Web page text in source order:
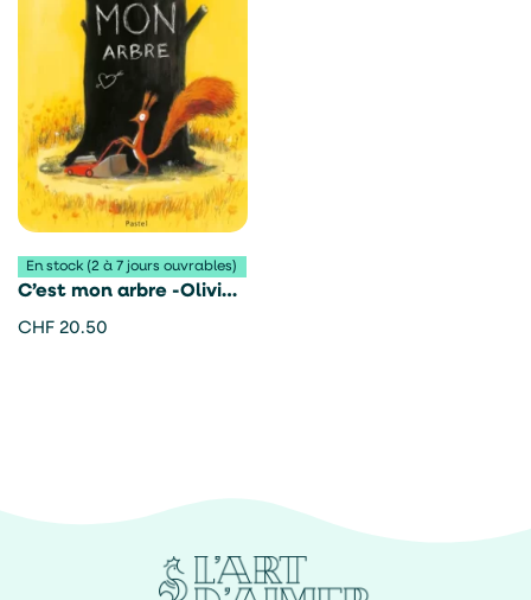
En stock (2 à 7 jours ouvrables)
C’est mon arbre -Olivier
Tallec
CHF 20.50